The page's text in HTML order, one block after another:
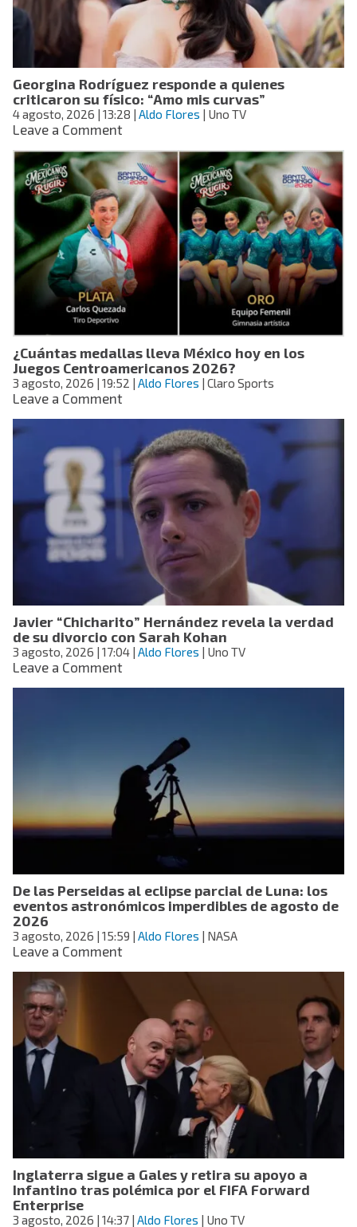
Trump
para
conservar
la
presidencia
Georgina Rodríguez responde a quienes
criticaron su físico: “Amo mis curvas”
4 agosto, 2026 | 13:28 | Aldo Flores | Uno TV
Leave a Commenton
Rodríguez
responde
a
quienes
criticaron
su
físico:
“Amo
mis
curvas”
¿Cuántas medallas lleva México hoy en los
Juegos Centroamericanos 2026?
3 agosto, 2026 | 19:52 | Aldo Flores | Claro Sports
Leave a Commenton
medallas
lleva
México
hoy
en
los
Juegos
Centroamericanos
2026?
Javier “Chicharito” Hernández revela la verdad
de su divorcio con Sarah Kohan
3 agosto, 2026 | 17:04 | Aldo Flores | Uno TV
Leave a Commenton
verdad
de
divorcio
Kohan
De las Perseidas al eclipse parcial de Luna: los
eventos astronómicos imperdibles de agosto de
2026
3 agosto, 2026 | 15:59 | Aldo Flores | NASA
Leave a Commenton
Perseidas
eclipse
parcial
de
Luna:
los
eventos
astronómicos
imperdibles
de
agosto
de
Inglaterra sigue a Gales y retira su apoyo a
Infantino tras polémica por el FIFA Forward
Enterprise
3 agosto, 2026 | 14:37 | Aldo Flores | Uno TV